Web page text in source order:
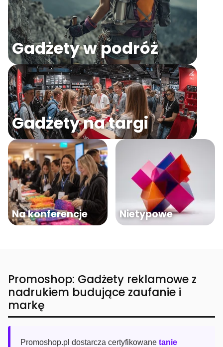
Gadżety w podróż
Gadżety na targi
Na konferencje Nietypowe
Promoshop: Gadżety reklamowe z
nadrukiem budujące zaufanie i
markę
Promoshop.pl dostarcza certyfikowane tanie